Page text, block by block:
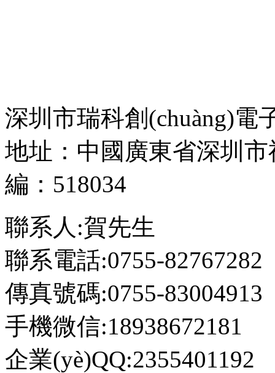
深圳市瑞科創(chuàng)電
地址：中國廣東省深圳
編：518034
聯系人:賀先生
聯系電話:0755-82767282
傳真號碼:0755-83004913
手機微信:18938672181
企業(yè)QQ:2355401192